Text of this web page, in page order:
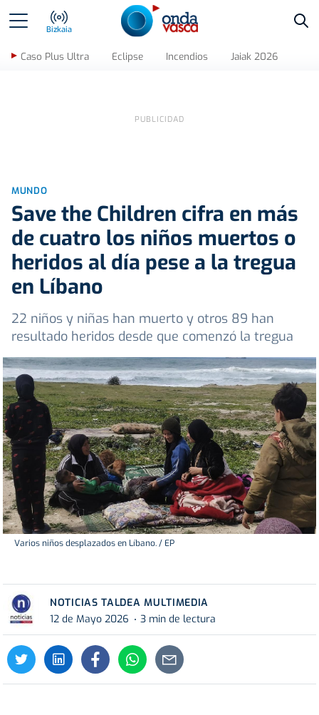
Bizkaia
Caso Plus Ultra Eclipse Incendios Jaiak 2026
MUNDO
Save the Children cifra en más
de cuatro los niños muertos o
heridos al día pese a la tregua
en Líbano
22 niños y niñas han muerto y otros 89 han
resultado heridos desde que comenzó la tregua
Varios niños desplazados en Líbano. / EP
NOTICIAS TALDEA MULTIMEDIA
12 de Mayo 2026
3 min de lectura